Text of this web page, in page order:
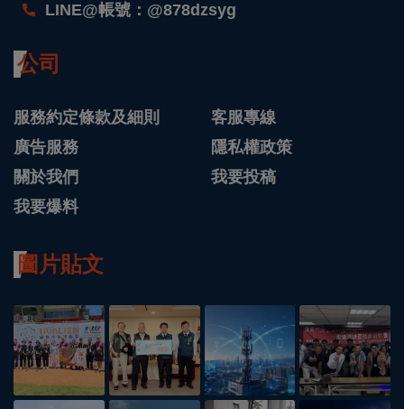
LINE@帳號：@878dzsyg
公司
服務約定條款及細則
客服專線
廣告服務
隱私權政策
關於我們
我要投稿
我要爆料
圖片貼文